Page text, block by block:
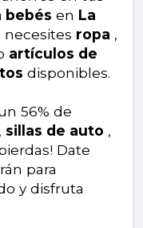
bebés en La
necesites ropa ,
artículos de
disponibles.
56% de
, sillas de auto ,
Date
para
y disfruta